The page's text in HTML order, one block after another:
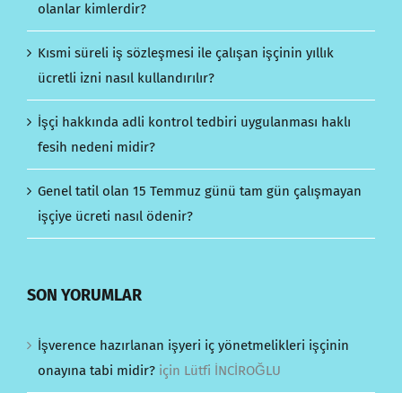
olanlar kimlerdir?
Kısmi süreli iş sözleşmesi ile çalışan işçinin yıllık
ücretli izni nasıl kullandırılır?
İşçi hakkında adli kontrol tedbiri uygulanması haklı
fesih nedeni midir?
Genel tatil olan 15 Temmuz günü tam gün çalışmayan
işçiye ücreti nasıl ödenir?
SON YORUMLAR
İşverence hazırlanan işyeri iç yönetmelikleri işçinin
onayına tabi midir? için Lütfi İNCİROĞLU